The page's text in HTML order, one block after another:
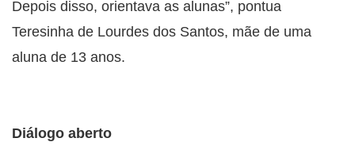
Depois disso, orientava as alunas”, pontua
Teresinha de Lourdes dos Santos, mãe de uma
aluna de 13 anos.
Diálogo aberto